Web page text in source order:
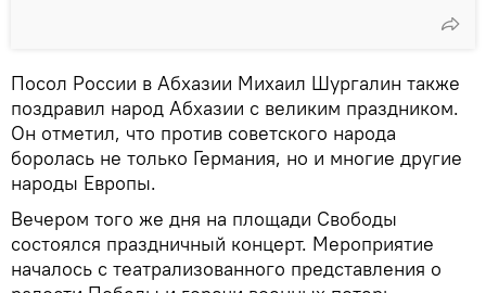
Посол России в Абхазии Михаил Шургалин также
поздравил народ Абхазии с великим праздником.
Он отметил, что против советского народа
боролась не только Германия, но и многие другие
народы Европы.
Вечером того же дня на площади Свободы
состоялся праздничный концерт. Мероприятие
началось с театрализованного представления о